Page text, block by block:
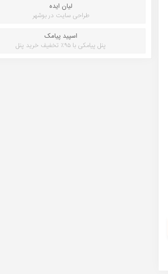
لیان ایده
طراحی سایت در بوشهر
اسپید پیامک
پنل پیامکی با ۹۵٪ تخفیف خرید پنل